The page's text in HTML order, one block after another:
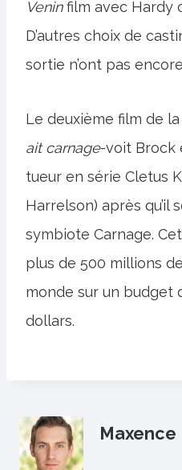
Veninfilm avec Hardy
D’autres choix de
sortie n’ont pas
Le deuxième film de
ait carnage-voit Brock
tueur en série Cletus
Harrelson) après qu’il
symbiote Carnage.
plus de 500 millions
monde sur un budget
dollars.
Maxence